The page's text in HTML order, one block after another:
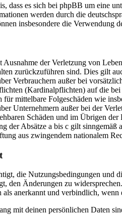
dass es sich bei phpBB um eine
werden durch die
insbesondere die Verwendung
Ausnahme der Verletzung von
zurückzuführen sind. Dies gilt
Verbrauchern außer bei
(Kardinalpflichten) auf die
für mittelbare Folgeschäden wie
Unternehmern außer bei der
Schäden und im Übrigen
der Absätze a bis c gilt
aus zwingendem nationalem
die Nutzungsbedingungen und
den Änderungen zu
anerkannt und verbindlich,
mit deinen persönlichen Daten